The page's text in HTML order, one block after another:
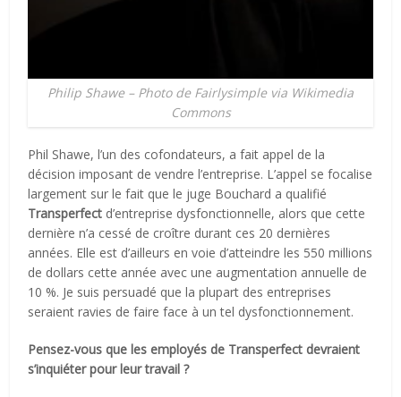
Philip Shawe – Photo de Fairlysimple via Wikimedia
Commons
Phil Shawe, l’un des cofondateurs, a fait appel de la
décision imposant de vendre l’entreprise. L’appel se focalise
largement sur le fait que le juge Bouchard a qualifié
Transperfect d’entreprise dysfonctionnelle, alors que cette
dernière n’a cessé de croître durant ces 20 dernières
années. Elle est d’ailleurs en voie d’atteindre les 550 millions
de dollars cette année avec une augmentation annuelle de
10 %. Je suis persuadé que la plupart des entreprises
seraient ravies de faire face à un tel dysfonctionnement.
Pensez-vous que les employés de Transperfect devraient
s’inquiéter pour leur travail ?